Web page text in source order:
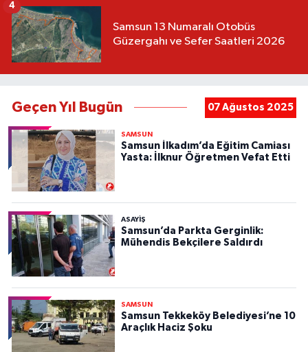
Samsun 13 Numaralı Otobüs
Güzergahı ve Sefer Saatleri 2026
4
Geçen Yıl Bugün 07 Ağustos 2025
SAMSUN
Samsun İlkadım’da Eğitim Camiası
Yasta: İlknur Öğretmen Vefat Etti
ASAYIŞ
Samsun’da Parkta Gerginlik:
Mühendis Bekçilere Saldırdı
SAMSUN
Samsun Tekkeköy Belediyesi’ne 10
Araçlık Haciz Şoku